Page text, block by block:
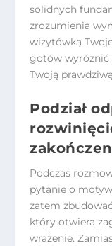
solidnych
zrozumienia
wizytówką
gotów wyróżnić
Twoją
Podział
Podczas
pytanie o
zatem
który otwiera
wrażenie.